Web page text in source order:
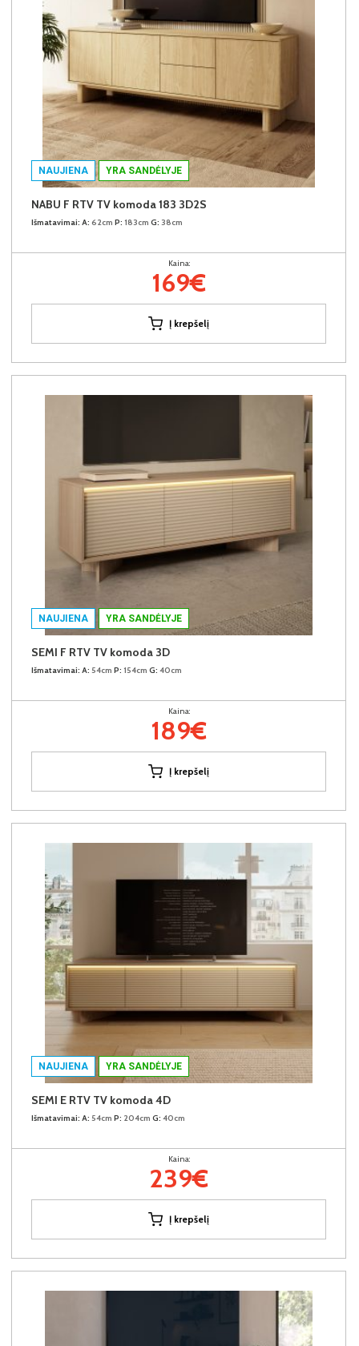
NAUJIENA YRA SANDĖLYJE
NABU F RTV TV komoda 183 3D2S
Išmatavimai: A: 62cm P: 183cm G: 38cm
Kaina:
169€
Į krepšelį
NAUJIENA YRA SANDĖLYJE
SEMI F RTV TV komoda 3D
Išmatavimai: A: 54cm P: 154cm G: 40cm
Kaina:
189€
Į krepšelį
NAUJIENA YRA SANDĖLYJE
SEMI E RTV TV komoda 4D
Išmatavimai: A: 54cm P: 204cm G: 40cm
Kaina:
239€
Į krepšelį